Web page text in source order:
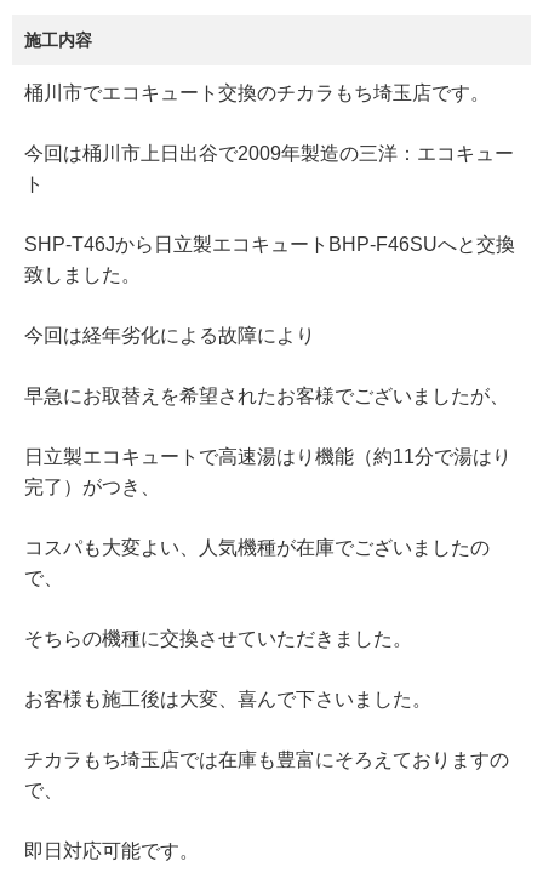
施工内容
桶川市でエコキュート交換のチカラもち埼玉店です。
今回は桶川市上日出谷で2009年製造の三洋：エコキュー
ト
SHP-T46Jから日立製エコキュートBHP-F46SUへと交換
致しました。
今回は経年劣化による故障により
早急にお取替えを希望されたお客様でございましたが、
日立製エコキュートで高速湯はり機能（約11分で湯はり
完了）がつき、
コスパも大変よい、人気機種が在庫でございましたの
で、
そちらの機種に交換させていただきました。
お客様も施工後は大変、喜んで下さいました。
チカラもち埼玉店では在庫も豊富にそろえておりますの
で、
即日対応可能です。